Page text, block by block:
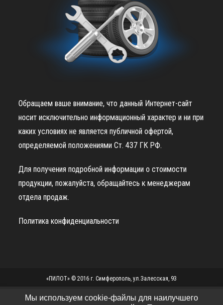
Обращаем ваше внимание, что данный Интернет-сайт
носит исключительно информационный характер и ни при
каких условиях не является публичной офертой,
определяемой положениями Ст. 437 ГК РФ.
Для получения подробной информации о стоимости
продукции, пожалуйста, обращайтесь к менеджерам
отдела продаж.
Политика конфиденциальности
«ПИЛОТ» © 2016 г. Симферополь, ул.Залесская, 93
Мы используем cookie-файлы для наилучшего